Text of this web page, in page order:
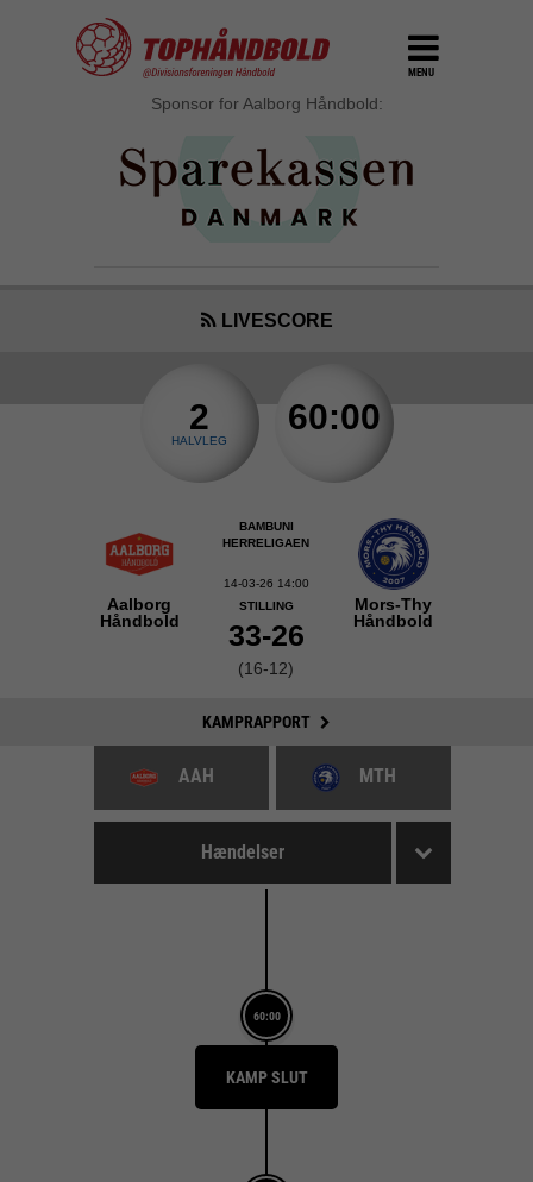
MENU
Sponsor for Aalborg Håndbold:
LIVESCORE
2
HALVLEG
60:00
Aalborg
Håndbold
BAMBUNI
HERRELIGAEN
14-03-26 14:00
STILLING
33-26
(16-12)
Mors-Thy
Håndbold
KAMPRAPPORT
AAH MTH
Hændelser
60:00
KAMP SLUT